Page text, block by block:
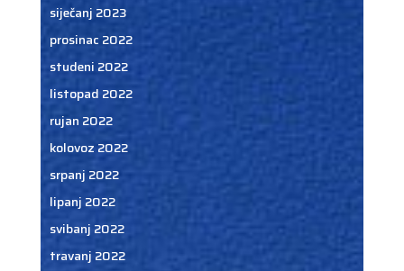
siječanj 2023
prosinac 2022
studeni 2022
listopad 2022
rujan 2022
kolovoz 2022
srpanj 2022
lipanj 2022
svibanj 2022
travanj 2022